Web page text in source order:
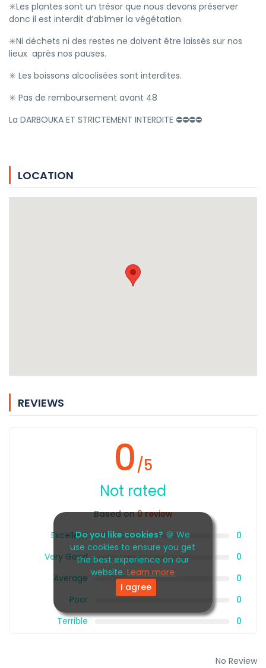
Do you like cookies? 🍪 We
use cookies to ensure you get
the best experience on our
website.Learn more
I agree
✳️Les plantes sont un trésor que nous devons préserver
donc il est interdit d’abîmer la végétation.
✳️Ni déchets ni des restes ne doivent être laissés sur nos
lieux après nos pauses.
✳️ Les boissons alcoolisées sont interdites.
✳️ Pas de remboursement avant 48
La DARBOUKA ET STRICTEMENT INTERDITE ⛔⛔⛔⛔
LOCATION
REVIEWS
0/5
Not rated
Based on0 review
Excellent
0
Very Good
0
Average
0
Poor
0
Terrible
0
No Review